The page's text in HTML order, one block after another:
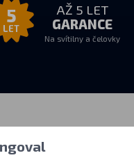
5
LET
AŽ 5 LET
GARANCE
Na svítilny a čelovky
o nákupu